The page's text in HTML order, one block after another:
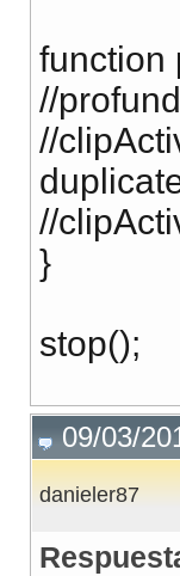
function
//
//
//
}
stop();
09/03/
danieler87